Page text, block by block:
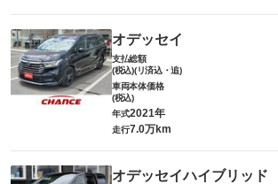
オデッセイ
支払総額
(税込)(リ済込・追)
車両本体価格
(税込)
年式2021年
走行7.0万km
オデッセイハイブリッド